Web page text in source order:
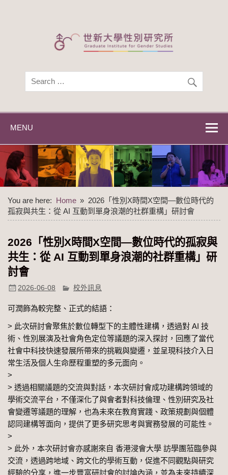
世新大學性別研
世新大學性別研究所
MENU
You are here: Home
2026「性別Χ時間Χ空間—數位時代的
孤寂與共生：從 AI 互動到單身浪潮的社群重構」研討會
2026「性別Χ時間Χ空間—數位時代的孤寂與
共生：從 AI 互動到單身浪潮的社群重構」研
討會
2026-06-08 校外訊息
可潤飾為較完整、正式的結語：
> 此次研討會聚焦於數位轉型下的主體性建構，透過對 AI 技
術、性別展演及社會角色定位等議題的深入探討，回應了當代
社會中科技快速發展所帶來的挑戰與變遷，並呈現科技介入日
常生活及個人生命歷程重塑的多元面向。
>
> 透過相關議題的交流與對話，本次研討會成功建構跨領域的
學術交流平台，不僅深化了與會者對科技倫理、性別研究及社
會變遷等議題的理解，也為未來在教育實踐、政策規劃與個體
認同建構等面向，提供了更多研究思考與實務發展的可能性。
>
> 此外，本次研討會亦感謝來自 香港浸會大學 訪學團蒞臨參與
交流，透過跨地域、跨文化的學術互動，促進不同觀點與研究
經驗的分享，進一步豐富研討會的討論內涵，並為未來持續深